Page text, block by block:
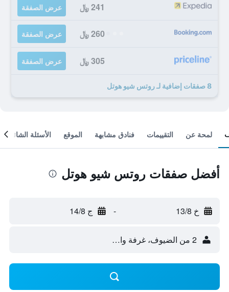
241 ﷼ عرض الصفقة
260 ﷼ عرض الصفقة
305 ﷼ عرض الصفقة
8 صفقات إضافية لـ روتس شيو هوتل
لمحة عن التقييمات فنادق مشابهة الموقع الأسئلة الشائعة
أفضل صفقات روتس شيو هوتل
خ 13/8 - ج 14/8
2 من الضيوف، غرفة واحدة